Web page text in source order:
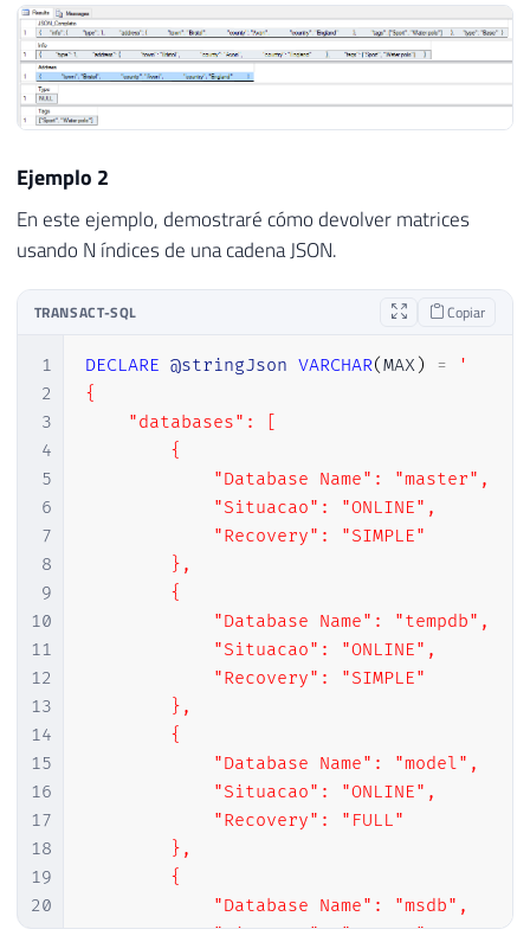
24
25
26
27
28
30
31
JSON_QUERY(@stringJson,
-- Retorna NULL, pois JSON_QUERY só
SELECT
'$.info.tags'
Ejemplo 2
En este ejemplo, demostraré cómo devolver matrices
usando N índices de una cadena JSON.
TRANSACT-SQL Copiar
1
2
3
4
5
6
7
8
9
10
11
12
13
14
15
16
17
18
19
20
21
DECLARE @stringJson VARCHAR(MAX) =
'
{
    "databases": [
        {
            "Database Name": "master",
            "Situacao": "ONLINE",
            "Recovery": "SIMPLE"
        },
        {
            "Database Name": "tempdb",
            "Situacao": "ONLINE",
            "Recovery": "SIMPLE"
        },
        {
            "Database Name": "model",
            "Situacao": "ONLINE",
            "Recovery": "FULL"
        },
        {
            "Database Name": "msdb",
            "Situacao": "ONLINE",